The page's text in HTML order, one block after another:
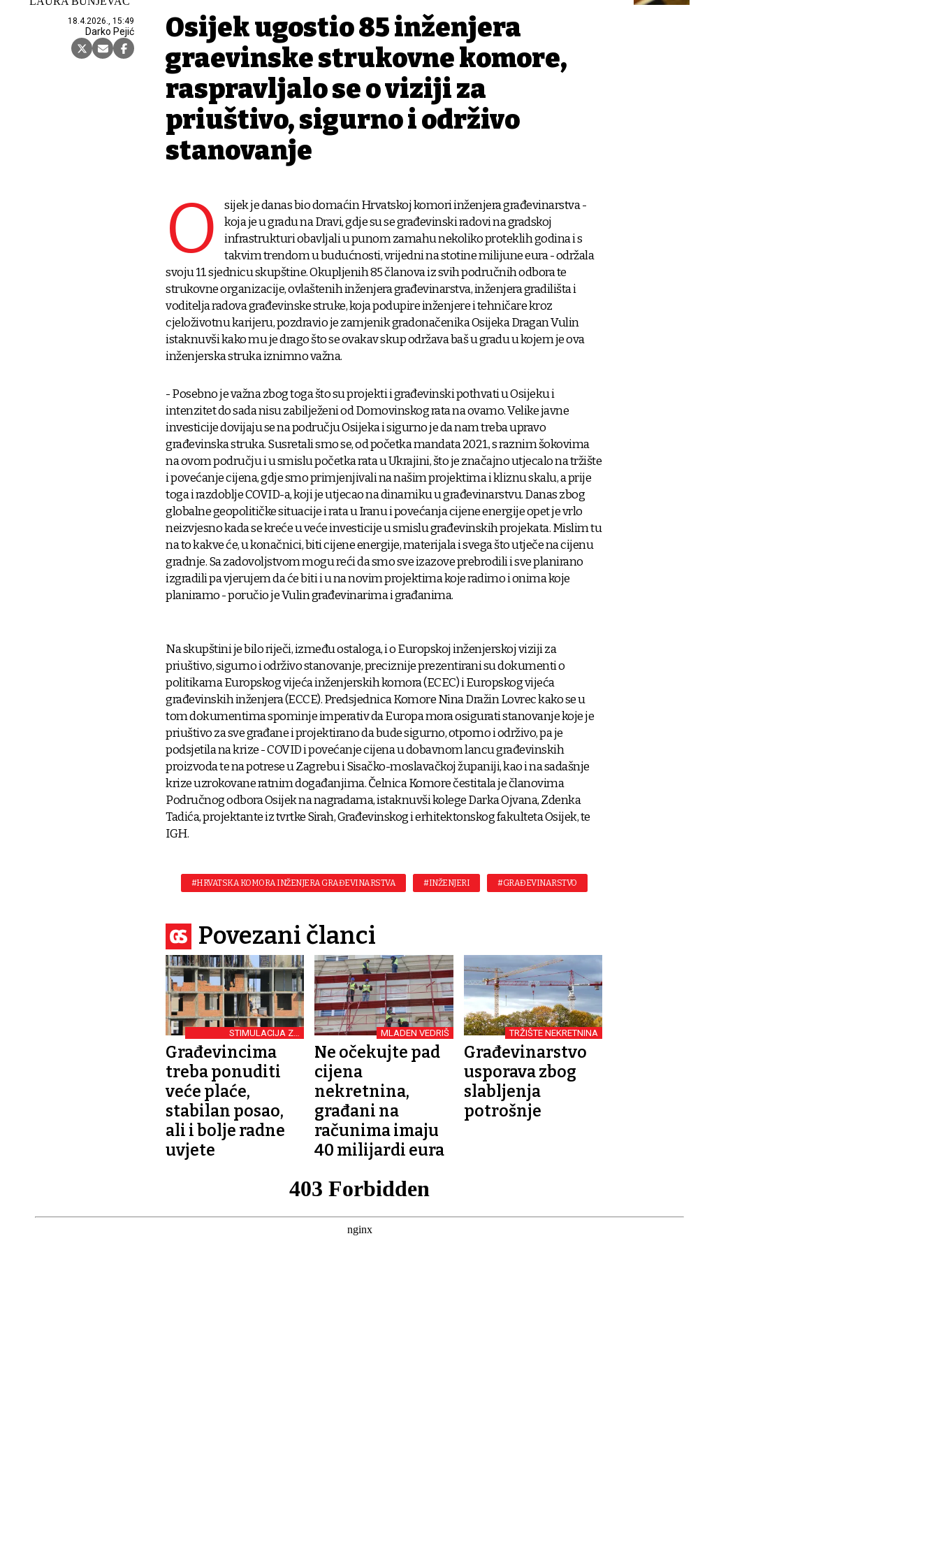
18.4.2026., 15:49
Darko Pejić
Osijek ugostio 85 inženjera
građevinske strukovne komore,
raspravljalo se o viziji za
priuštivo, sigurno i održivo
stanovanje
O
sijek je danas bio domaćin Hrvatskoj komori inženjera građevinarstva -
koja je u gradu na Dravi, gdje su se građevinski radovi na gradskoj
infrastrukturi obavljali u punom zamahu nekoliko proteklih godina i s
takvim trendom u budućnosti, vrijedni na stotine milijune eura - održala
svoju 11. sjednicu skupštine. Okupljenih 85 članova iz svih područnih odbora te
strukovne organizacije, ovlaštenih inženjera građevinarstva, inženjera gradilišta i
voditelja radova građevinske struke, koja podupire inženjere i tehničare kroz
cjeloživotnu karijeru, pozdravio je zamjenik gradonačenika Osijeka Dragan Vulin
istaknuvši kako mu je drago što se ovakav skup održava baš u gradu u kojem je ova
inženjerska struka iznimno važna.
- Posebno je važna zbog toga što su projekti i građevinski pothvati u Osijeku i
intenzitet do sada nisu zabilježeni od Domovinskog rata na ovamo. Velike javne
investicije dovijaju se na području Osijeka i sigurno je da nam treba upravo
građevinska struka. Susretali smo se, od početka mandata 2021., s raznim šokovima
na ovom području i u smislu početka rata u Ukrajini, što je značajno utjecalo na tržište
i povećanje cijena, gdje smo primjenjivali na našim projektima i kliznu skalu, a prije
toga i razdoblje COVID-a, koji je utjecao na dinamiku u građevinarstvu. Danas zbog
globalne geopolitičke situacije i rata u Iranu i povećanja cijene energije opet je vrlo
neizvjesno kada se kreće u veće investicije u smislu građevinskih projekata. Mislim tu
na to kakve će, u konačnici, biti cijene energije, materijala i svega što utječe na cijenu
gradnje. Sa zadovoljstvom mogu reći da smo sve izazove prebrodili i sve planirano
izgradili pa vjerujem da će biti i u na novim projektima koje radimo i onima koje
planiramo - poručio je Vulin građevinarima i građanima.
Na skupštini je bilo riječi, između ostaloga, i o Europskoj inženjerskoj viziji za
priuštivo, sigurno i održivo stanovanje, preciznije prezentirani su dokumenti o
politikama Europskog vijeća inženjerskih komora (ECEC) i Europskog vijeća
građevinskih inženjera (ECCE). Predsjednica Komore Nina Dražin Lovrec kako se u
tom dokumentima spominje imperativ da Europa mora osigurati stanovanje koje je
priuštivo za sve građane i projektirano da bude sigurno, otporno i održivo, pa je
podsjetila na krize - COVID i povećanje cijena u dobavnom lancu građevinskih
proizvoda te na potrese u Zagrebu i Sisačko-moslavačkoj županiji, kao i na sadašnje
krize uzrokovane ratnim događanjima. Čelnica Komore čestitala je članovima
Područnog odbora Osijek na nagradama, istaknuvši kolege Darka Ojvana, Zdenka
Tadića, projektante iz tvrtke Sirah, Građevinskog i erhitektonskog fakulteta Osijek, te
IGH.
#HRVATSKA KOMORA INŽENJERA GRAĐEVINARSTVA #INŽENJERI #GRAĐEVINARSTVO
Povezani članci
STIMULACIJA ZA
POVRATAK RADNIKA
Građevincima
treba ponuditi
veće plaće,
stabilan posao,
ali i bolje radne
uvjete
MLADEN VEDRIŠ
Ne očekujte pad
cijena
nekretnina,
građani na
računima imaju
40 milijardi eura
TRŽIŠTE NEKRETNINA
Građevinarstvo
usporava zbog
slabljenja
potrošnje